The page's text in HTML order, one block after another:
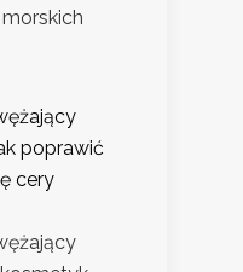
poprawić
cery